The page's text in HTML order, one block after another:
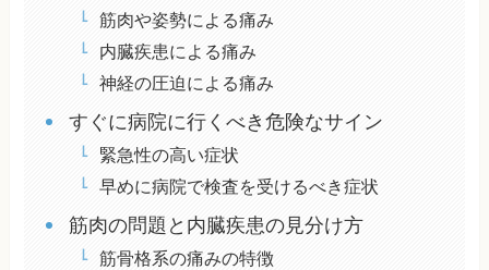
筋肉や姿勢による痛み
内臓疾患による痛み
神経の圧迫による痛み
すぐに病院に行くべき危険なサイン
緊急性の高い症状
早めに病院で検査を受けるべき症状
筋肉の問題と内臓疾患の見分け方
筋骨格系の痛みの特徴